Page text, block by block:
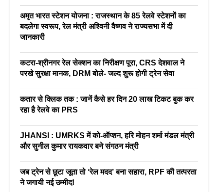
अमृत भारत स्टेशन योजना : राजस्थान के 85 रेलवे स्टेशनों का
बदलेगा स्वरूप, रेल मंत्री अश्विनी वैष्णव ने राज्यसभा में दी
जानकारी
कटरा-श्रीनगर रेल सेक्शन का निरीक्षण पूरा, CRS देशवाल ने
परखे सुरक्षा मानक, DRM बोले- जल्द शुरू होगी ट्रेन सेवा
कतार से क्लिक तक : जानें कैसे हर दिन 20 लाख टिकट बुक कर
रहा है रेलवे का PRS
JHANSI : UMRKS में को-ऑप्शन, हरि मोहन शर्मा मंडल मंत्री
और सुनील कुमार रायकवार बने संगठन मंत्री
जब ट्रेन से छूटा जूता तो ‘रेल मदद’ बना सहारा, RPF की तत्परता
ने जगायी नई उम्मीद!